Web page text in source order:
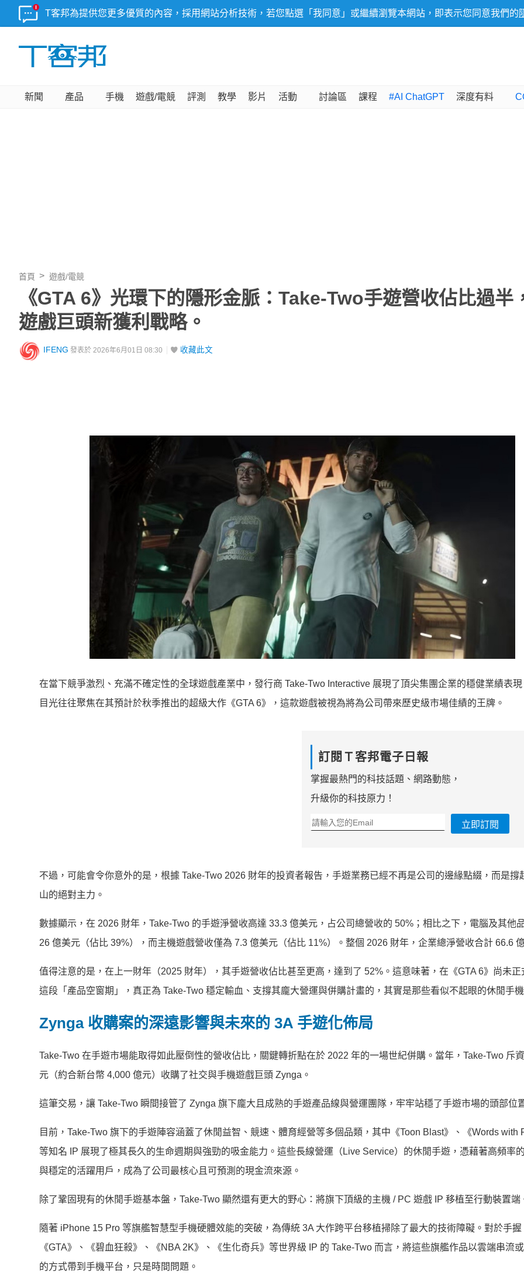
T客邦為提供您更多優質的內容，採用網站分析技術，若您點選「我同意」或繼續瀏覽本網站，即表示您同意我們的
新聞 產品 手機 遊戲/電競 評測 教學 影片 活動 討論區 課程 #AI ChatGPT 深度有料
首頁 遊戲/電競
《GTA 6》光環下的隱形金脈：Take-Two手遊營收佔比過半
遊戲巨頭新獲利戰略。
IFENG 發表於 2026年6月01日 08:30 收藏此文
在當下競爭激烈、充滿不確定性的全球遊戲產業中，發行商 Take-Two Interactive 展現了頂尖集團企業的穩健業績表
目光往往聚焦在其預計於秋季推出的超級大作《GTA 6》，這款遊戲被視為將為公司帶來歷史級市場佳績的王牌。
訂閱Ｔ客邦電子日報
掌握最熱門的科技話題、網路動態，
升級你的科技原力！
立即訂閱
不過，可能會令你意外的是，根據 Take-Two 2026 財年的投資者報告，手遊業務已經不再是公司的邊緣點綴，而是撐
山的絕對主力。
數據顯示，在 2026 財年，Take-Two 的手遊淨營收高達 33.3 億美元，占公司總營收的 50%；相比之下，電腦及其他
26 億美元（佔比 39%），而主機遊戲營收僅為 7.3 億美元（佔比 11%）。整個 2026 財年，企業總淨營收合計 66.6
值得注意的是，在上一財年（2025 財年），其手遊營收佔比甚至更高，達到了 52%。這意味著，在《GTA 6》尚未正
這段「產品空窗期」，真正為 Take-Two 穩定輸血、支撐其龐大營運與併購計畫的，其實是那些看似不起眼的休閒手機
Zynga 收購案的深遠影響與未來的 3A 手遊化佈局
Take-Two 在手遊市場能取得如此壓倒性的營收佔比，關鍵轉折點在於 2022 年的一場世紀併購。當年，Take-Two 斥
元（約合新台幣 4,000 億元）收購了社交與手機遊戲巨頭 Zynga。
這筆交易，讓 Take-Two 瞬間接管了 Zynga 旗下龐大且成熟的手遊產品線與營運團隊，牢牢站穩了手遊市場的頭部位
目前，Take-Two 旗下的手遊陣容涵蓋了休閒益智、競速、體育經營等多個品類，其中《Toon Blast》、《Words with
等知名 IP 展現了極其長久的生命週期與強勁的吸金能力。這些長線營運（Live Service）的休閒手遊，憑藉著高頻率
與穩定的活躍用戶，成為了公司最核心且可預測的現金流來源。
除了鞏固現有的休閒手遊基本盤，Take-Two 顯然還有更大的野心：將旗下頂級的主機 / PC 遊戲 IP 移植至行動裝置端
隨著 iPhone 15 Pro 等旗艦智慧型手機硬體效能的突破，為傳統 3A 大作跨平台移植掃除了最大的技術障礙。對於手握
《GTA》、《碧血狂殺》、《NBA 2K》、《生化奇兵》等世界級 IP 的 Take-Two 而言，將這些旗艦作品以雲端串流
的方式帶到手機平台，只是時間問題。